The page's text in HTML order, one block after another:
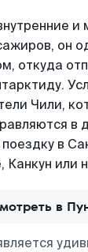
он
откуда
Чили,
в
в
Канкун или
в